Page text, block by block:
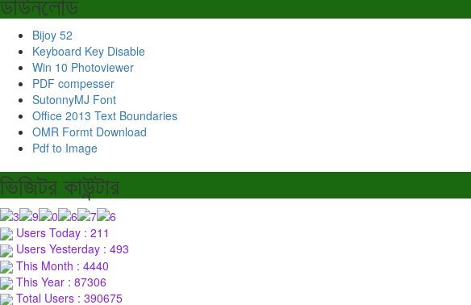
Bijoy 52
Keyboard Key Disable
Win 10 Photoviewer
PDF compesser
SutonnyMJ Font
Office 2013 Text Boundaries
OMR Formt Download
Pdf to Image
ভিজিটর কাউন্টার
Users Today : 211
Users Yesterday : 493
This Month : 4440
This Year : 87306
Total Users : 390675